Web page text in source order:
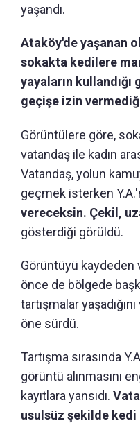
yaşandı.
Ataköy'de yaşanan
sokakta kedilere
yayaların kullandığı
geçişe izin
Görüntülere göre,
vatandaş ile kadın
Vatandaş, yolun
geçmek isterken
vereceksin. Çekil,
gösterdiği görüldü.
Görüntüyü kaydeden
önce de bölgede
tartışmalar
öne sürdü.
Tartışma sırasında
görüntü alınmasını
kayıtlara yansıdı.
usulsüz şekilde kedi